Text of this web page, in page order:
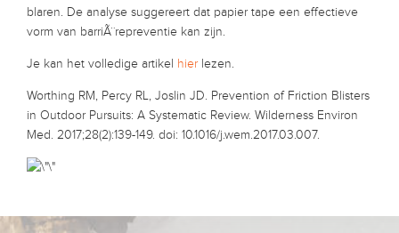
blaren. De analyse suggereert dat papier tape een effectieve
vorm van barriÃ¨repreventie kan zijn.
Je kan het volledige artikel hierlezen.
Worthing RM, Percy RL, Joslin JD. Prevention of Friction Blisters
in Outdoor Pursuits: A Systematic Review. Wilderness Environ
Med. 2017;28(2):139-149. doi: 10.1016/j.wem.2017.03.007.